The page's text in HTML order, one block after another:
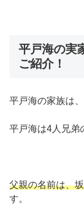
平戸海の実
ご紹介！
平戸海の家族は
平戸海は4人兄弟
父親の名前は、
す。